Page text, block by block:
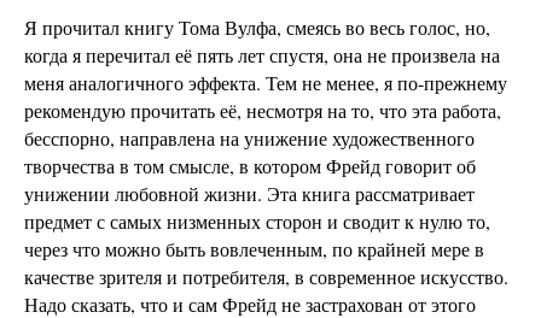
Я прочитал книгу Тома Вулфа, смеясь во весь голос, но,
когда я перечитал её пять лет спустя, она не произвела на
меня аналогичного эффекта. Тем не менее, я по-прежнему
рекомендую прочитать её, несмотря на то, что эта работа,
бесспорно, направлена на унижение художественного
творчества в том смысле, в котором Фрейд говорит об
унижении любовной жизни. Эта книга рассматривает
предмет с самых низменных сторон и сводит к нулю то,
через что можно быть вовлеченным, по крайней мере в
качестве зрителя и потребителя, в современное искусство.
Надо сказать, что и сам Фрейд не застрахован от этого